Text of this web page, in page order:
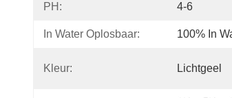
PH: 4-6
In Water Oplosbaar: 100% In
Kleur: Lichtgeel